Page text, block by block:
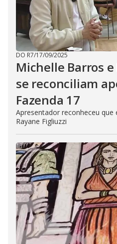
DO R7/17/09/2025
Michelle Barros
se reconciliam
Fazenda 17
Apresentador reconheceu
Rayane Figliuzzi